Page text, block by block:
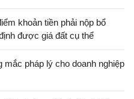
khoản tiền phải nộp bổ
được giá đất cụ thể
pháp lý cho doanh nghiệp